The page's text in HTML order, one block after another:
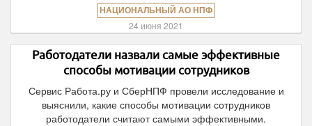
НАЦИОНАЛЬНЫЙ АО НПФ
24 июня 2021
Работодатели назвали самые эффективные
способы мотивации сотрудников
Сервис Работа.ру и СберНПФ провели исследование и
выяснили, какие способы мотивации сотрудников
работодатели считают самыми эффективными.